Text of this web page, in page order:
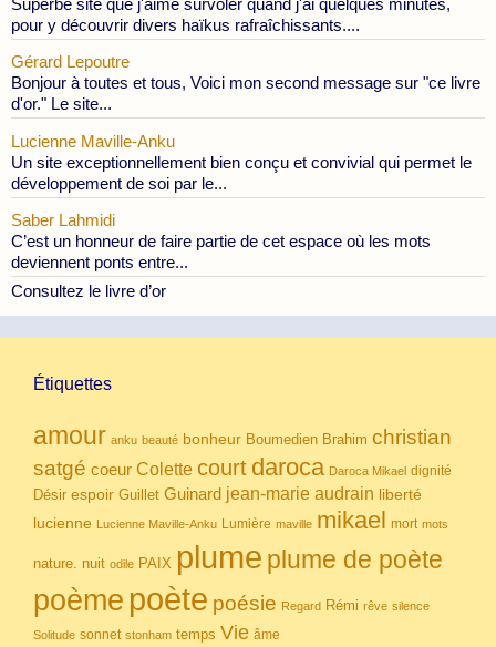
pour y découvrir divers haïkus rafraîchissants....
Gérard Lepoutre
Bonjour à toutes et tous, Voici mon second message sur "ce livre
d'or." Le site...
Lucienne Maville-Anku
Un site exceptionnellement bien conçu et convivial qui permet le
développement de soi par le...
Saber Lahmidi
C’est un honneur de faire partie de cet espace où les mots
deviennent ponts entre...
Consultez le livre d’or
Étiquettes
amour anku beauté bonheur Boumedien Brahim christian
satgé coeur Colette court daroca Daroca Mikael dignité
Désir espoir Guillet Guinard jean-marie audrain liberté
lucienne Lucienne Maville-Anku Lumière maville mikael mort mots
nature. nuit odile PAIX plume plume de poète
poème poète poésie Regard Rémi rêve silence
Solitude sonnet stonham temps Vie âme